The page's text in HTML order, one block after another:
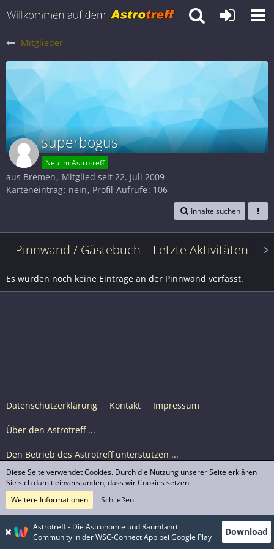
Mitglieder
superbogus
Neu im Astrotreff
aus Bremen
Mitglied seit 22. Juli 2009
Karteneintrag nein Profil-Aufrufe 106
Inhalte suchen
Pinnwand / Gästebuch Letzte Aktivitäten
Es wurden noch keine Einträge an der Pinnwand verfasst.
Datenschutzerklärung Kontakt Impressum
Über den Astrotreff ...
Den Betrieb des Astrotreff unterstützen ...
Nutzungsbedingungen
© Astrotreff 2001-2026, lizenziert unter CC BY-SA,
sofern für einzelne Inhalte nicht anders angegeben
Astrotreff - Die Astronomie und Raumfahrt
Community in der WSC-Connect App bei Google Play
Download
Diese Seite verwendet Cookies. Durch die Nutzung unserer Seite erklären
Sie sich damit einverstanden, dass wir Cookies setzen.
Weitere Informationen
Schließen